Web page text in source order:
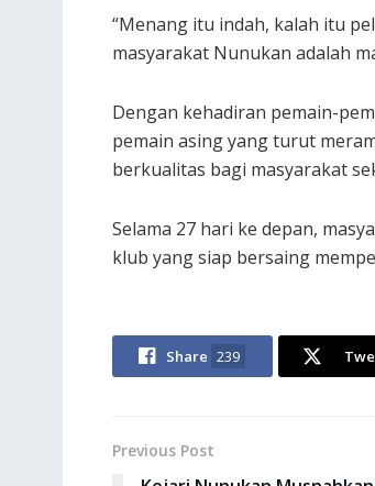
“Menang itu indah, kalah itu
masyarakat Nunukan adalah
Dengan kehadiran pemain-
pemain asing yang turut
berkualitas bagi masyarakat
Selama 27 hari ke depan,
klub yang siap bersaing
Share 239
Previous Post